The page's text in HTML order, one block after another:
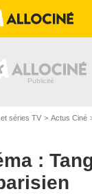
séries TV Actus Ciné
: